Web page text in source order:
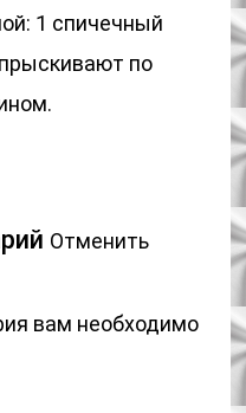
1 спичечный
по
Отменить
вам необходимо